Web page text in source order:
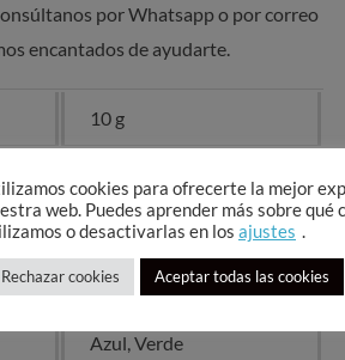
por Whatsapp o por correo
encantados de ayudarte.
10 g
Moana
Plata 925
Azul, Verde
cookies para ofrecerte la mejor
web. Puedes aprender más sobre qué
o desactivarlas en los ajustes .
Rechazar cookies Aceptar todas las cookies